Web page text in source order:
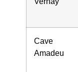
Cave
Amadeu